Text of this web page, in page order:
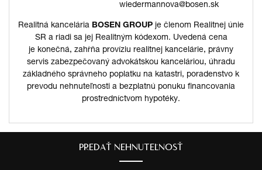
wiedermannova@bosen.sk
Realitná kancelária BOSEN GROUP je členom Realitnej únie
SR a riadi sa jej Realitným kódexom. Uvedená cena
je konečná, zahŕňa províziu realitnej kancelárie, právny
servis zabezpečovaný advokátskou kanceláriou, úhradu
základného správneho poplatku na katastri, poradenstvo k
prevodu nehnuteľnosti a bezplatnú ponuku financovania
prostredníctvom hypotéky.
PREDAŤ NEHNUTEĽNOSŤ